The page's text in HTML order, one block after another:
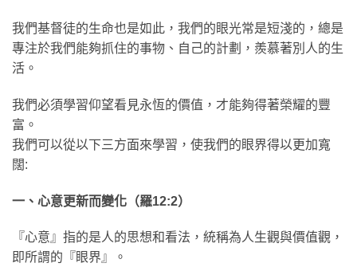
我們基督徒的生命也是如此，我們的眼光常是短淺的，總是
專注於我們能夠抓住的事物、自己的計劃，羨慕著別人的生
活。
我們必須學習仰望看見永恆的價值，才能夠得著榮耀的豐
富。
我們可以從以下三方面來學習，使我們的眼界得以更加寬
闊:
一、心意更新而變化（羅12:2）
『心意』指的是人的思想和看法，統稱為人生觀與價值觀，
即所謂的『眼界』。